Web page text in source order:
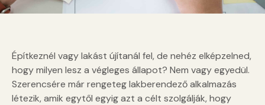
Építkeznél vagy lakást újítanál fel, de nehéz elképzelned,
hogy milyen lesz a végleges állapot? Nem vagy egyedül.
Szerencsére már rengeteg lakberendező alkalmazás
létezik, amik egytől egyig azt a célt szolgálják, hogy